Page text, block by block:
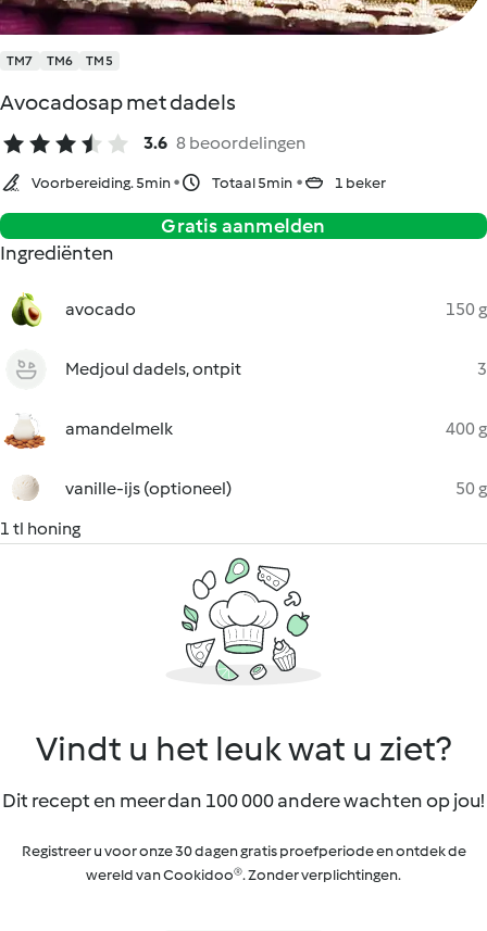
TM7 TM6 TM5
Avocadosap met dadels
3.6 8 beoordelingen
Voorbereiding. 5min Totaal 5min 1 beker
Gratis aanmelden
Ingrediënten
avocado 150 g
Medjoul dadels, ontpit 3
amandelmelk 400 g
vanille-ijs (optioneel)
50 g
1 tl honing
Vindt u het leuk wat u ziet?
Dit recept en meer dan 100 000 andere wachten op jou!
Registreer u voor onze 30 dagen gratis proefperiode en ontdek de
wereld van Cookidoo®. Zonder verplichtingen.